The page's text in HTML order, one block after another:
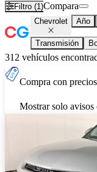
Filtro (1)Compara
Chevrolet Año
Transmisión
312 vehículos
Compra con
Mostrar solo avisos